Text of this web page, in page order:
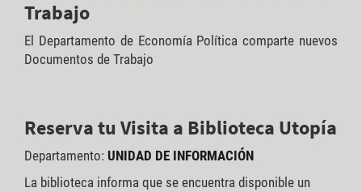
Trabajo
El Departamento de Economía Política comparte nuevos
Documentos de Trabajo
Reserva tu Visita a Biblioteca Utopía
Departamento: UNIDAD DE INFORMACIÓN
La biblioteca informa que se encuentra disponible un